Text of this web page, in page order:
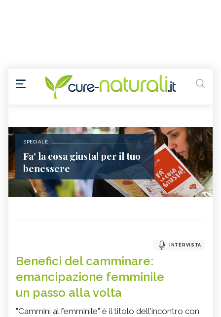
SPECIALE
Fa' la cosa giusta! per il tuo
benessere
INTERVISTA
Benefici del camminare:
emancipazione femminile
un passo alla volta
"Cammini al femminile" è il titolo dell'incontro con